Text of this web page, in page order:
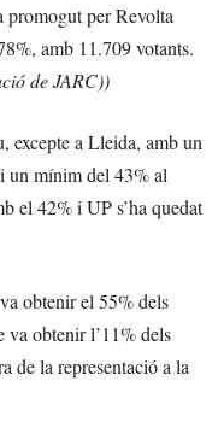
promogut per Revolta
amb 11.709 votants.
de JARC))
excepte a Lleida, amb un
un mínim del 43% al
el 42% i UP s’ha quedat
obtenir el 55% dels
obtenir l’11% dels
de la representació a la